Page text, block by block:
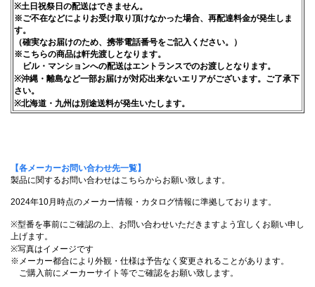
※土日祝祭日の配送はできません。
※ご不在などによりお受け取り頂けなかった場合、再配達料金が発生しま
す。
（確実なお届けのため、携帯電話番号をご記入ください。）
※こちらの商品は軒先渡しとなります。
ビル・マンションへの配送はエントランスでのお渡しとなります。
※沖縄・離島など一部お届けが対応出来ないエリアがございます。ご了承下
さい。
※北海道・九州は別途送料が発生いたします。
【各メーカーお問い合わせ先一覧】
製品に関するお問い合わせはこちらからお願い致します。
2024年10月時点のメーカー情報・カタログ情報に準拠しております。
※型番を事前にご確認の上、お問い合わせいただきますよう宜しくお願い申し
上げます。
※写真はイメージです
※メーカー都合により外観・仕様は予告なく変更されることがあります。
ご購入前にメーカーサイト等でご確認をお願い致します。